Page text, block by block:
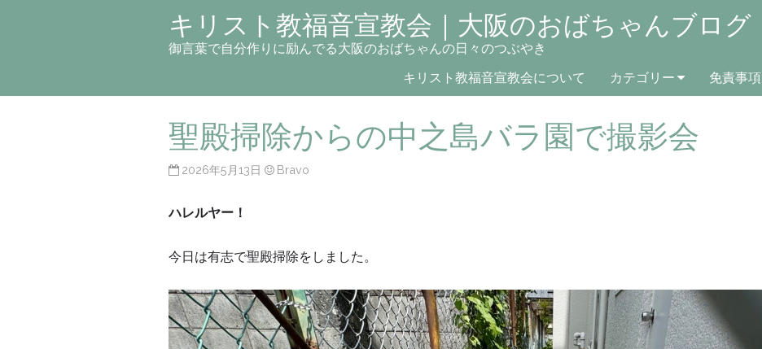
キリスト教福音宣教会｜大阪のおばちゃんブログ
御言葉で自分作りに励んでる大阪のおばちゃんの日々のつぶやき
キリスト教福音宣教会について カテゴリー 免責事項
聖殿掃除からの中之島バラ園で撮影会
2026年5月13日 Bravo
ハレルヤー！
今日は有志で聖殿掃除をしました。